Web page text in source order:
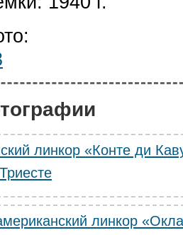
линкор «Конте ди
линкор